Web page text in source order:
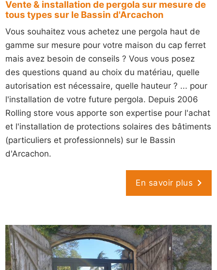
Vente & installation de pergola sur mesure de
tous types sur le Bassin d'Arcachon
Vous souhaitez vous achetez une pergola haut de
gamme sur mesure pour votre maison du cap ferret
mais avez besoin de conseils ? Vous vous posez
des questions quand au choix du matériau, quelle
autorisation est nécessaire, quelle hauteur ? ... pour
l'installation de votre future pergola. Depuis 2006
Rolling store vous apporte son expertise pour l'achat
et l'installation de protections solaires des bâtiments
(particuliers et professionnels) sur le Bassin
d'Arcachon.
En savoir plus